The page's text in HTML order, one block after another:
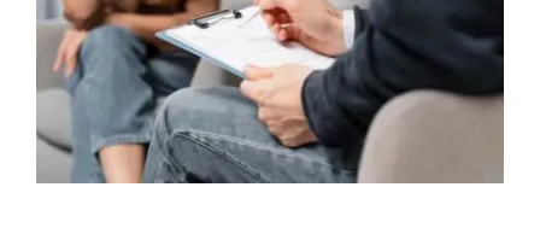
Atendimento Online
transtornos do
neurodesenvolvimento
Novidades